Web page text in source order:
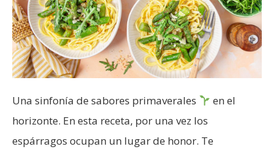
Una sinfonía de sabores primaverales
en el
horizonte. En esta receta, por una vez los
espárragos ocupan un lugar de honor. Te